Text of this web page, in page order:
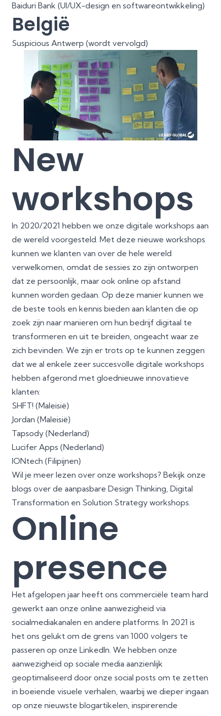
Baiduri Bank (UI/UX-design en softwareontwikkeling)
België
Suspicious Antwerp (wordt vervolgd)
New
workshops
In 2020/2021 hebben we onze digitale workshops aan
de wereld voorgesteld. Met deze nieuwe workshops
kunnen we klanten van over de hele wereld
verwelkomen, omdat de sessies zo zijn ontworpen
dat ze persoonlijk, maar ook online op afstand
kunnen worden gedaan. Op deze manier kunnen we
de beste tools en kennis bieden aan klanten die op
zoek zijn naar manieren om hun bedrijf digitaal te
transformeren en uit te breiden, ongeacht waar ze
zich bevinden. We zijn er trots op te kunnen zeggen
dat we al enkele zeer succesvolle digitale workshops
hebben afgerond met gloednieuwe innovatieve
klanten:
SHFT! (Maleisië)
Jordan (Maleisië)
Tapsody (Nederland)
Lucifer Apps (Nederland)
IONtech (Filipijnen)
Wil je meer lezen over onze workshops? Bekijk onze
blogs over de aanpasbare Design Thinking, Digital
Transformation en Solution Strategy workshops.
Online
presence
Het afgelopen jaar heeft ons commerciële team hard
gewerkt aan onze online aanwezigheid via
socialmediakanalen en andere platforms. In 2021 is
het ons gelukt om de grens van 1000 volgers te
passeren op onze LinkedIn. We hebben onze
aanwezigheid op sociale media aanzienlijk
geoptimaliseerd door onze social posts om te zetten
in boeiende visuele verhalen, waarbij we dieper ingaan
op onze nieuwste blogartikelen, inspirerende